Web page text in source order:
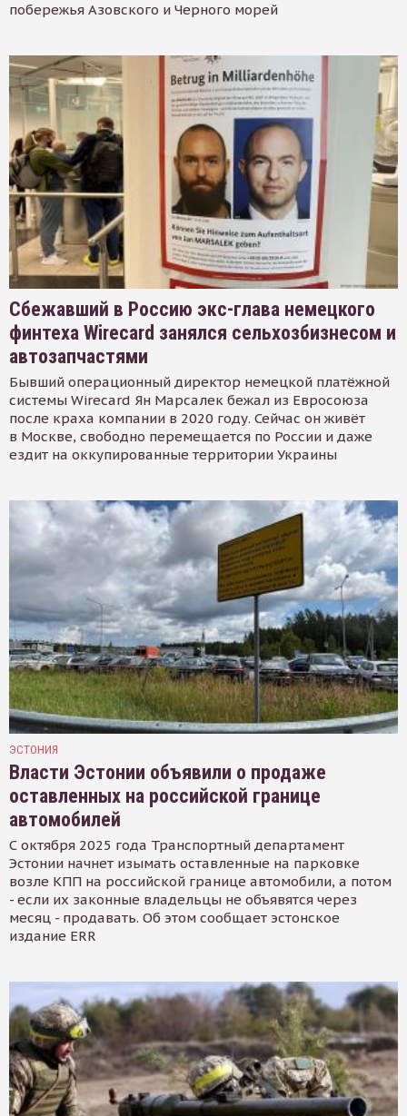
побережья Азовского и Черного морей
Сбежавший в Россию экс-глава немецкого
финтеха Wirecard занялся сельхозбизнесом и
автозапчастями
Бывший операционный директор немецкой платёжной
системы Wirecard Ян Марсалек бежал из Евросоюза
после краха компании в 2020 году. Сейчас он живёт
в Москве, свободно перемещается по России и даже
ездит на оккупированные территории Украины
ЭСТОНИЯ
Власти Эстонии объявили о продаже
оставленных на российской границе
автомобилей
С октября 2025 года Транспортный департамент
Эстонии начнет изымать оставленные на парковке
возле КПП на российской границе автомобили, а потом
- если их законные владельцы не объявятся через
месяц - продавать. Об этом сообщает эстонское
издание ERR